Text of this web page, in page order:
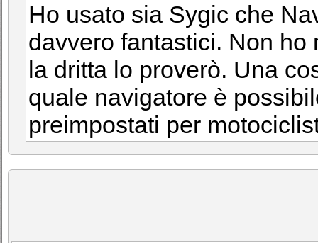
Ho usato sia Sygic che
davvero fantastici. Non
la dritta lo proverò. Una
quale navigatore è
preimpostati per